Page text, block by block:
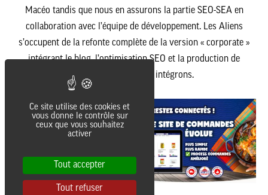
Macéo tandis que nous en assurons la partie SEO-SEA en
collaboration avec l’équipe de développement. Les Aliens
s’occupent de la refonte complète de la version « corporate »
intégrant le blog, l’optimisation SEO et la production de
contenus que nous y intégrons.
Ce site utilise des cookies et
vous donne le contrôle sur
ceux que vous souhaitez
activer
Tout accepter
Tout refuser